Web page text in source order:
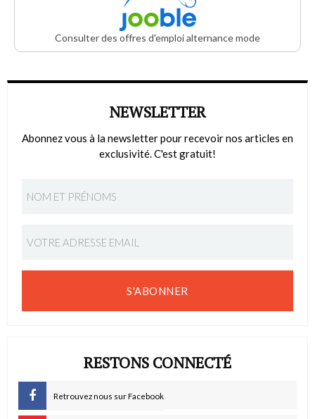
Consulter des offres d'emploi alternance mode
NEWSLETTER
Abonnez vous à la newsletter pour recevoir nos articles en
exclusivité. C'est gratuit!
S'ABONNER
RESTONS CONNECTÉ
Retrouvez nous sur Facebook